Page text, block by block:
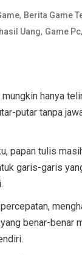
, Berita Game
Uang, Game Pc,
hanya
putar tanpa
papan tulis
garis-garis
benar-benar